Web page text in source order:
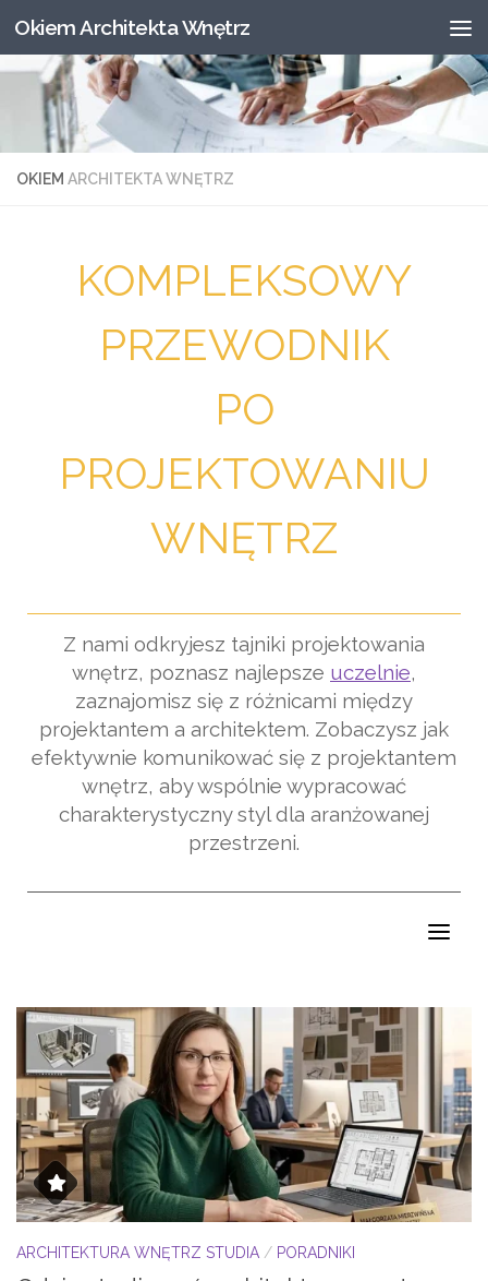
Skip to content
Okiem Architekta Wnętrz
OKIEM ARCHITEKTA WNĘTRZ
KOMPLEKSOWY
PRZEWODNIK
PO
PROJEKTOWANIU
WNĘTRZ
Z nami odkryjesz tajniki projektowania
wnętrz, poznasz najlepsze uczelnie,
zaznajomisz się z różnicami między
projektantem a architektem. Zobaczysz jak
efektywnie komunikować się z projektantem
wnętrz, aby wspólnie wypracować
charakterystyczny styl dla aranżowanej
przestrzeni.
ARCHITEKTURA WNĘTRZ STUDIA / PORADNIKI